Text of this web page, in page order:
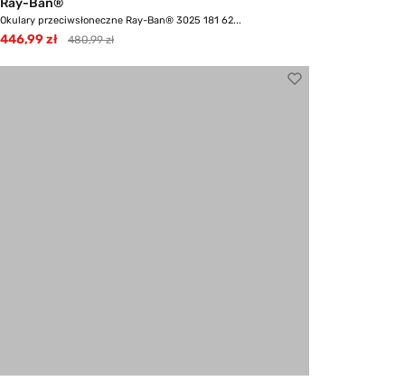
Ray-Ban®
Okulary przeciwsłoneczne Ray-Ban® 3025 181 62...
446,99 zł 480,99 zł